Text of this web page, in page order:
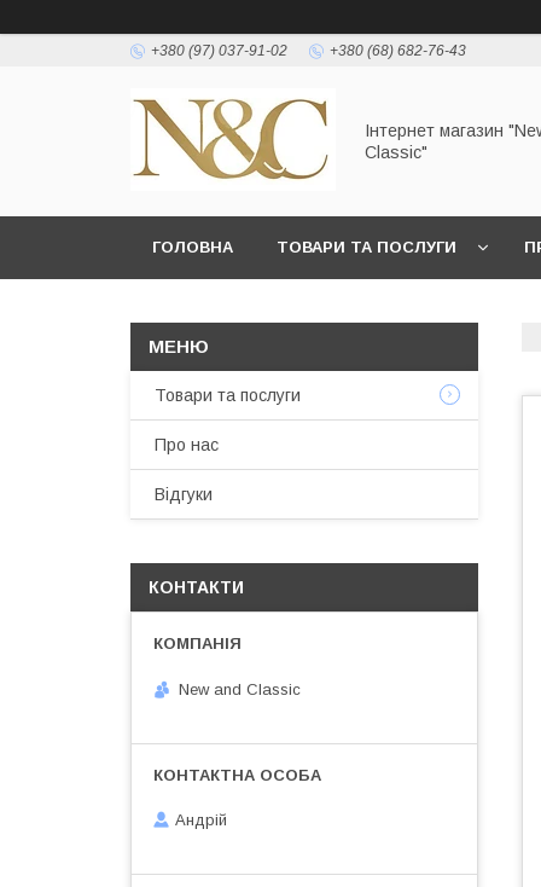
+380 (97) 037-91-02 +380 (68) 682-76-43
Інтернет магазин
Classic"
ГОЛОВНА ТОВАРИ ТА ПОСЛУГИ
Товари та послуги
Про нас
Відгуки
КОНТАКТИ
New and Classic
Андрій